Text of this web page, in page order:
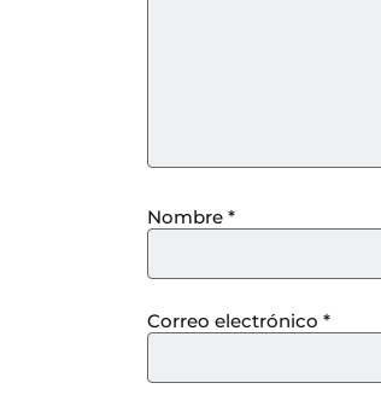
Nombre *
Correo electrónico *